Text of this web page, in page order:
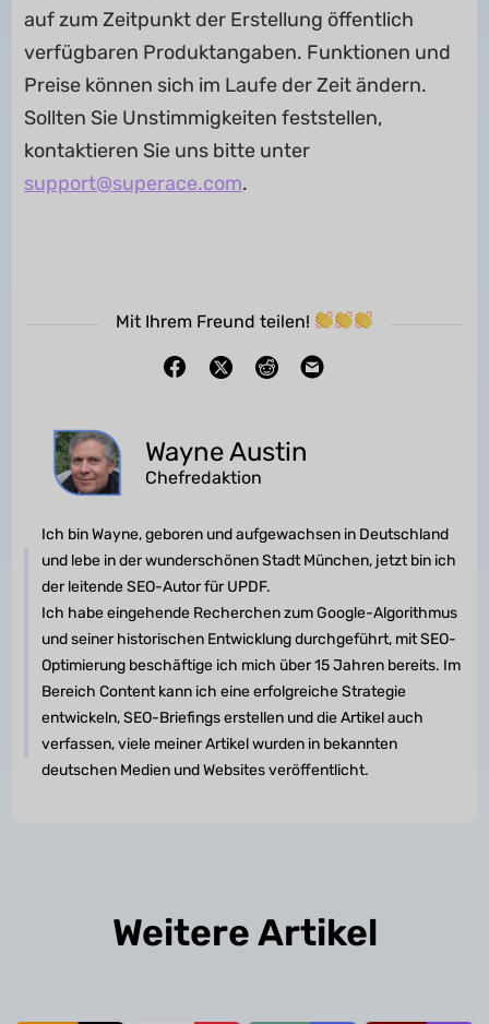
auf zum Zeitpunkt der Erstellung öffentlich
verfügbaren Produktangaben. Funktionen und
Preise können sich im Laufe der Zeit ändern.
Sollten Sie Unstimmigkeiten feststellen,
kontaktieren Sie uns bitte unter
support@superace.com.
Mit Ihrem Freund teilen!
Wayne Austin
Chefredaktion
Ich bin Wayne, geboren und aufgewachsen in Deutschland
und lebe in der wunderschönen Stadt München, jetzt bin ich
der leitende SEO-Autor für UPDF.
Ich habe eingehende Recherchen zum Google-Algorithmus
und seiner historischen Entwicklung durchgeführt, mit SEO-
Optimierung beschäftige ich mich über 15 Jahren bereits. Im
Bereich Content kann ich eine erfolgreiche Strategie
entwickeln, SEO-Briefings erstellen und die Artikel auch
verfassen, viele meiner Artikel wurden in bekannten
deutschen Medien und Websites veröffentlicht.
Weitere Artikel